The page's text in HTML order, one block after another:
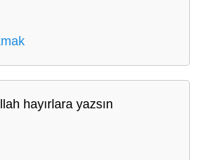
hayırlara yazsın